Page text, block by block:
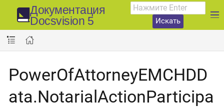
Документация
Docsvision 5
Искать
PowerOfAttorneyEMCHDD
ata.NotarialActionParticipa